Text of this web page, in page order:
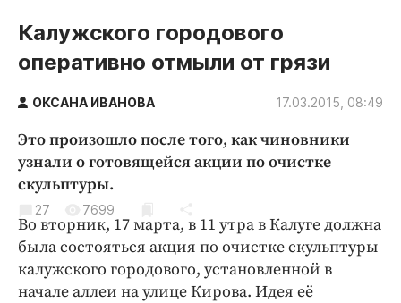
Новости компаний
Статьи
Народные новости
Благоустройство
Криминал
Культура
Недвижимость и ЖКХ
Образование
Общество
Калужского городового
оперативно отмыли от грязи
ОКСАНА ИВАНОВА 17.03.2015, 08:49
Это произошло после того, как чиновники
узнали о готовящейся акции по очистке
скульптуры.
27 7699
Во вторник, 17 марта, в 11 утра в Калуге должна
была состояться акция по очистке скульптуры
калужского городового, установленной в
начале аллеи на улице Кирова. Идея её